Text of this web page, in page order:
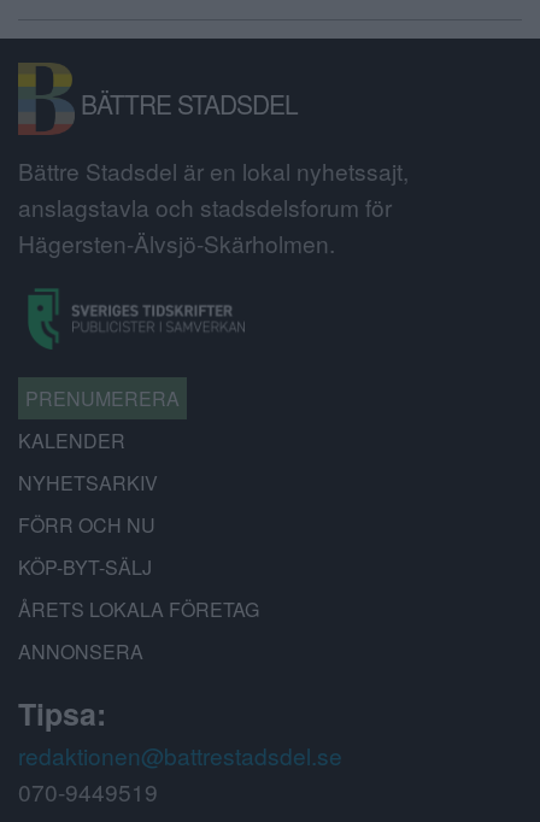
BÄTTRE STADSDEL
Bättre Stadsdel är en lokal nyhetssajt,
anslagstavla och stadsdelsforum för
Hägersten-Älvsjö-Skärholmen.
PRENUMERERA
KALENDER
NYHETSARKIV
FÖRR OCH NU
KÖP-BYT-SÄLJ
ÅRETS LOKALA FÖRETAG
ANNONSERA
Tipsa:
redaktionen@battrestadsdel.se
070-9449519